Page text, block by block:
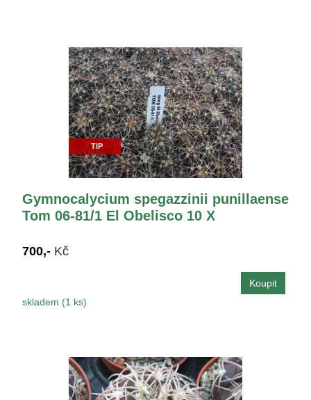
TIP
Gymnocalycium spegazzinii punillaense
Tom 06-81/1 El Obelisco 10 X
700,- Kč
skladem (1 ks)